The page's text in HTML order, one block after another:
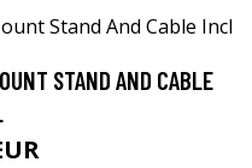
STAND AND CABLE